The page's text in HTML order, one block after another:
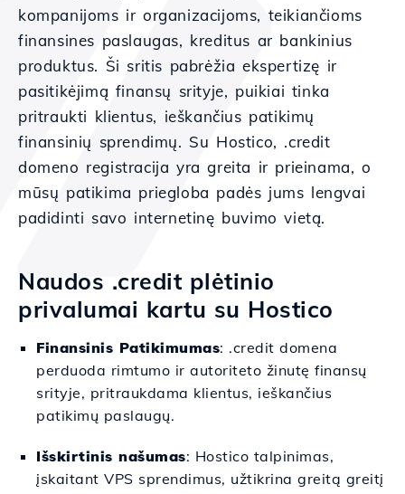
kompanijoms ir organizacijoms, teikiančioms
finansines paslaugas, kreditus ar bankinius
produktus. Ši sritis pabrėžia ekspertizę ir
pasitikėjimą finansų srityje, puikiai tinka
pritraukti klientus, ieškančius patikimų
finansinių sprendimų. Su Hostico, .credit
domeno registracija yra greita ir prieinama, o
mūsų patikima priegloba padės jums lengvai
padidinti savo internetinę buvimo vietą.
Naudos .credit plėtinio
privalumai kartu su Hostico
Finansinis Patikimumas: .credit domena
perduoda rimtumo ir autoriteto žinutę finansų
srityje, pritraukdama klientus, ieškančius
patikimų paslaugų.
Išskirtinis našumas: Hostico talpinimas,
įskaitant VPS sprendimus, užtikrina greitą greitį